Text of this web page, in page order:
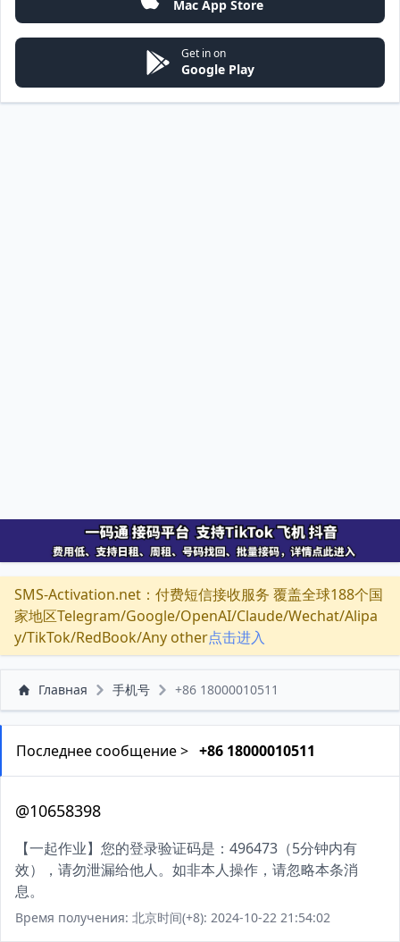
Mac App Store
Get in on
Google Play
SMS-Activation.net：付费短信接收服务 覆盖全球188个国
家地区Telegram/Google/OpenAI/Claude/Wechat/Alipa
y/TikTok/RedBook/Any other点击进入
Главная 手机号 +86 18000010511
Последнее сообщение > +86 18000010511
@10658398
【一起作业】您的登录验证码是：496473（5分钟内有
效），请勿泄漏给他人。如非本人操作，请忽略本条消
息。
Время получения: 北京时间(+8): 2024-10-22 21:54:02